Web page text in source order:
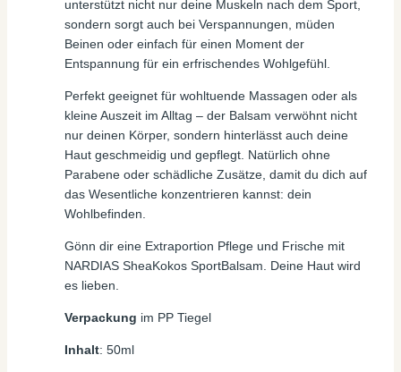
unterstützt nicht nur deine Muskeln nach dem Sport,
sondern sorgt auch bei Verspannungen, müden
Beinen oder einfach für einen Moment der
Entspannung für ein erfrischendes Wohlgefühl.
Perfekt geeignet für wohltuende Massagen oder als
kleine Auszeit im Alltag – der Balsam verwöhnt nicht
nur deinen Körper, sondern hinterlässt auch deine
Haut geschmeidig und gepflegt. Natürlich ohne
Parabene oder schädliche Zusätze, damit du dich auf
das Wesentliche konzentrieren kannst: dein
Wohlbefinden.
Gönn dir eine Extraportion Pflege und Frische mit
NARDIAS SheaKokos SportBalsam. Deine Haut wird
es lieben.
Verpackung im PP Tiegel
Inhalt: 50ml